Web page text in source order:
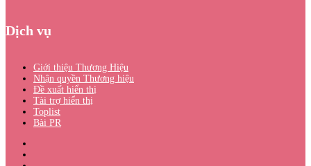
Dịch vụ
Giới thiệu Thương Hiệu
Nhận quyền Thương hiệu
Đề xuất hiển thị
Tài trợ hiển thị
Toplist
Bài PR